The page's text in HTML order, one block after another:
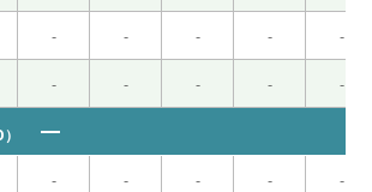
说的对。最近学习中文越来越有意
的目标之一、即使没通过我继续学
。今天天气预报说在东京樱花开
、当然会拍照片。我期待给您分享
( 男性 )
- - - - -
- - - - -
- - - - -